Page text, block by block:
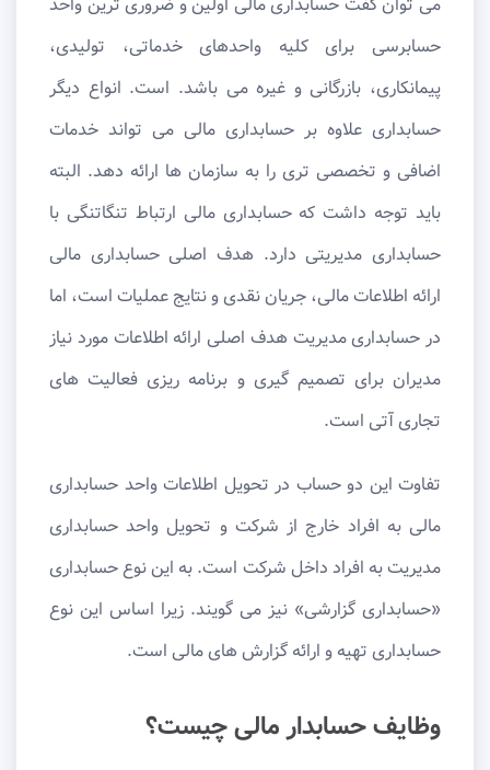
حسابرسی برای کلیه واحدهای خدماتی، تولیدی،
پیمانکاری، بازرگانی و غیره می باشد. است. انواع دیگر
حسابداری علاوه بر حسابداری مالی می تواند خدمات
اضافی و تخصصی تری را به سازمان ها ارائه دهد. البته
باید توجه داشت که حسابداری مالی ارتباط تنگاتنگی با
حسابداری مدیریتی دارد. هدف اصلی حسابداری مالی
ارائه اطلاعات مالی، جریان نقدی و نتایج عملیات است، اما
در حسابداری مدیریت هدف اصلی ارائه اطلاعات مورد نیاز
مدیران برای تصمیم گیری و برنامه ریزی فعالیت های
تجاری آتی است.
تفاوت این دو حساب در تحویل اطلاعات واحد حسابداری
مالی به افراد خارج از شرکت و تحویل واحد حسابداری
مدیریت به افراد داخل شرکت است. به این نوع حسابداری
«حسابداری گزارشی» نیز می گویند. زیرا اساس این نوع
حسابداری تهیه و ارائه گزارش های مالی است.
وظایف حسابدار مالی چیست؟